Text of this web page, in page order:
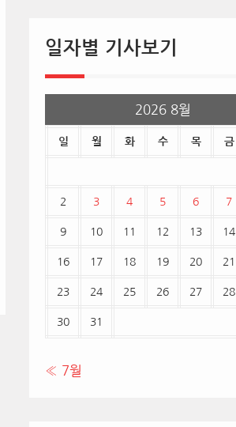
일자별 기사보기
2026 8월
일 월 화 수 목 금
2 3 4 5 6 7
9 10 11 12 13 14
16 17 18 19 20 21
23 24 25 26 27 28
30 31
« 7월